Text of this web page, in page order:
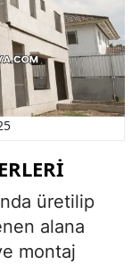
üretilip
alana
montaj